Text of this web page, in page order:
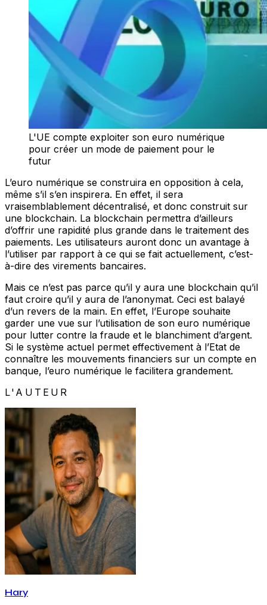
L'UE compte exploiter son euro numérique
pour créer un mode de paiement pour le
futur
L’euro numérique se construira en opposition à cela,
même s’il s’en inspirera. En effet, il sera
vraisemblablement décentralisé, et donc construit sur
une blockchain. La blockchain permettra d’ailleurs
d’offrir une rapidité plus grande dans le traitement des
paiements. Les utilisateurs auront donc un avantage à
l’utiliser par rapport à ce qui se fait actuellement, c’est-
à-dire des virements bancaires.
Mais ce n’est pas parce qu’il y aura une blockchain qu’il
faut croire qu’il y aura de l’anonymat. Ceci est balayé
d’un revers de la main. En effet, l’Europe souhaite
garder une vue sur l’utilisation de son euro numérique
pour lutter contre la fraude et le blanchiment d’argent.
Si le système actuel permet effectivement à l’Etat de
connaître les mouvements financiers sur un compte en
banque, l’euro numérique le facilitera grandement.
L'AUTEUR
Hary